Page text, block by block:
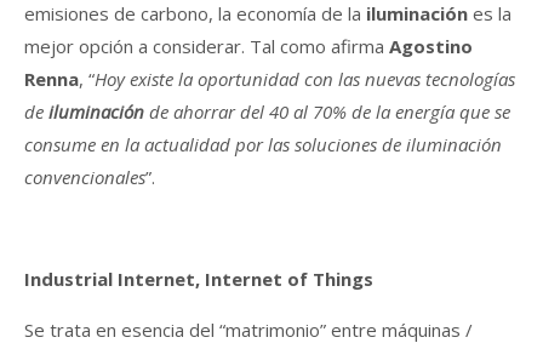
emisiones de carbono, la economía de la iluminación es la
mejor opción a considerar. Tal como afirma Agostino
Renna, “Hoy existe la oportunidad con las nuevas tecnologías
de iluminación de ahorrar del 40 al 70% de la energía que se
consume en la actualidad por las soluciones de iluminación
convencionales”.
Industrial Internet, Internet of Things
Se trata en esencia del “matrimonio” entre máquinas /